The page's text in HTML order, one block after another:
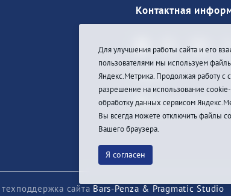
Контактная
Войти
сайта Bars-Penza & Pragmatic Studio
Для улучшения работы сайта и его
пользователями мы используем
Яндекс.Метрика. Продолжая работу с
разрешение на использование
обработку данных сервисом
Вы всегда можете отключить файлы
Вашего браузера.
Я согласен